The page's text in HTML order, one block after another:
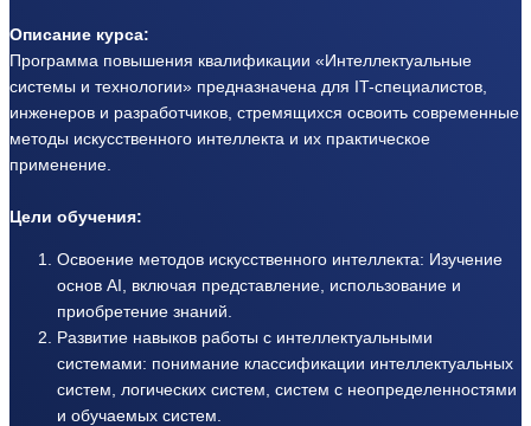
Описание курса:
Программа повышения квалификации «Интеллектуальные
системы и технологии» предназначена для IT-специалистов,
инженеров и разработчиков, стремящихся освоить современные
методы искусственного интеллекта и их практическое
применение.
Цели обучения:
Освоение методов искусственного интеллекта: Изучение
основ AI, включая представление, использование и
приобретение знаний.
Развитие навыков работы с интеллектуальными
системами: понимание классификации интеллектуальных
систем, логических систем, систем с неопределенностями
и обучаемых систем.